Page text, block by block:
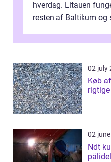
hverdag. Litauen
resten af Baltikum og
02 july
Køb
02
Ndt